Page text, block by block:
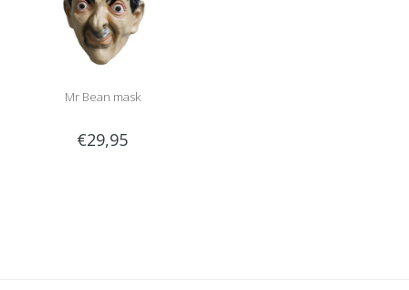
Mr Bean mask
€29,95